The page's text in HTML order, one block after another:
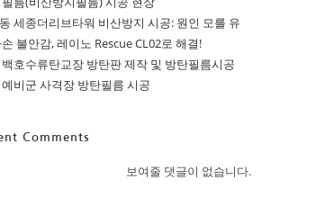
세종더리브타워 비산방지 시공: 원인 모를 유
불안감, 레이노 Rescue CL02로 해결!
호수류탄교장 방탄판 제작 및 방탄필름시공
비군 사격장 방탄필름 시공
Comments
보여줄 댓글이 없습니다.